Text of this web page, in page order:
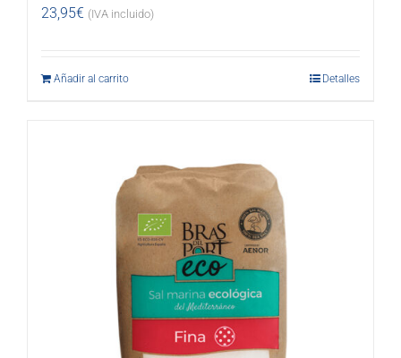
23,95€ (IVA incluido)
Añadir al carrito Detalles